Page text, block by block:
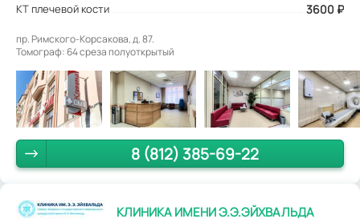
КТ плечевой кости 3600 ₽
пр. Римского-Корсакова, д. 87.
Томограф: 64 среза полуоткрытый
8 (812) 385-69-22
КЛИНИКА ИМЕНИ Э.Э.ЭЙХВАЛЬДА